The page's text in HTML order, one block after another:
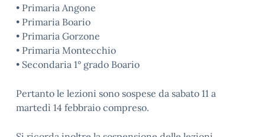
• Primaria Angone
• Primaria Boario
• Primaria Gorzone
• Primaria Montecchio
• Secondaria 1° grado Boario
Pertanto le lezioni sono sospese da sabato 11 a
martedì 14 febbraio compreso.